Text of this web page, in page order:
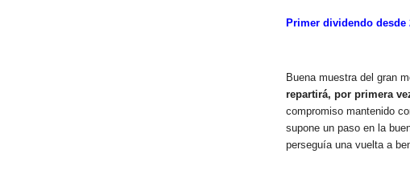
Primer dividendo desde
Buena muestra del gran
repartirá, por primera
compromiso mantenido
supone un paso en la
perseguía una vuelta a